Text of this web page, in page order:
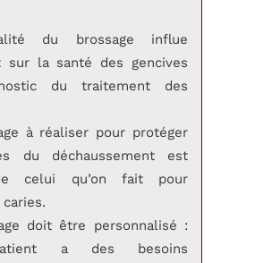
du brossage influe
sur la santé des gencives
du traitement des
à réaliser pour protéger
du déchaussement est
celui qu’on fait pour
doit être personnalisé :
a des besoins